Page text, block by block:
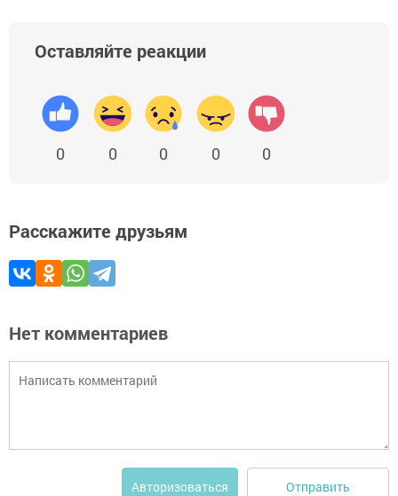
Оставляйте реакции
0 0 0 0 0
Расскажите друзьям
Нет комментариев
Авторизоваться Отправить